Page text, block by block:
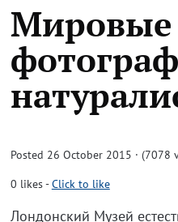
Posted 26 October 2015 · (7078
0 likes-Click to like
Лондонский Музей